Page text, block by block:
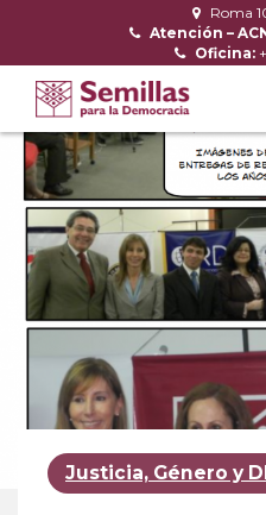
Roma
Atención –
Oficina:
Justicia, Género y